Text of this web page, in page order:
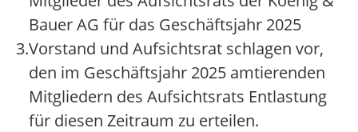
3.
Bauer AG für das Geschäftsjahr 2025
Vorstand und Aufsichtsrat schlagen vor,
den im Geschäftsjahr 2025 amtierenden
Mitgliedern des Aufsichtsrats Entlastung
für diesen Zeitraum zu erteilen.